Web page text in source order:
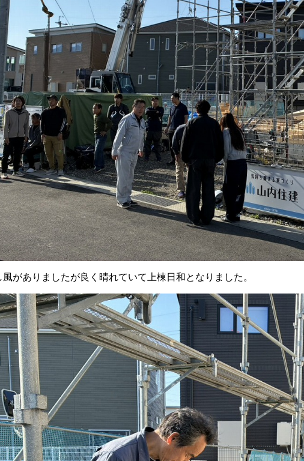
風がありましたが良く晴れていて上棟日和となりました。